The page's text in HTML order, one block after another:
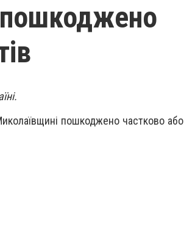
пошкоджено частково або